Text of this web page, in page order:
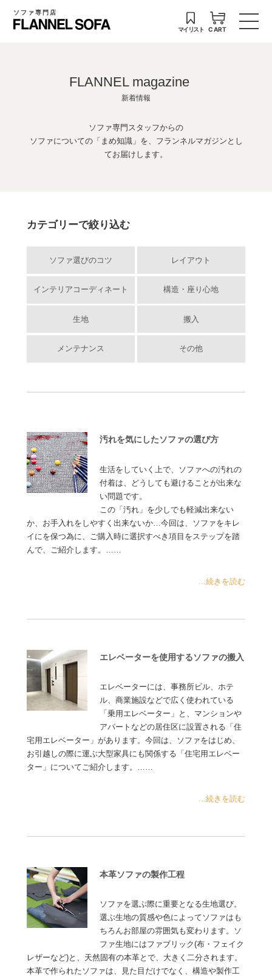
ソファ専門店
マイリスト CART
FLANNEL magazine
新着情報
ソファ専門スタッフからの
ソファについての「まめ知識」を、フランネルマガジンとし
てお届けします。
カテゴリーで絞り込む
ソファ選びのコツ レイアウト
インテリアコーディネート 構造・座り心地
生地 搬入
メンテナンス その他
汚れを気にしたソファの選び方
生活をしていく上で、ソファへの汚れの
付着は、どうしても避けることが出来な
い問題です。
この「汚れ」を少しでも軽減出来ない
か、お手入れをしやすく出来ないか…今回は、ソファをキレ
イにを保つ為に、ご購入時に選択すべき項目をステップを踏
んで、ご紹介します。……
...続きを読む
エレベーターを使用するソファの搬入
エレベーターには、事務所ビル、ホテ
ル、商業施設などで広く使われている
「乗用エレベーター」と、マンションや
アパートなどの居住区に設置される「住
宅用エレベーター」があります。今回は、ソファをはじめ、
お引越しの際に運ぶ大型家具にも関係する「住宅用エレベー
ター」についてご紹介します。……
...続きを読む
本革ソファの製作工程
ソファを選ぶ際に重要となる生地選び。
選ぶ生地の質感や色によってソファはも
ちろんお部屋の雰囲気も変わります。ソ
ファ生地にはファブリック(布・フェイク
レザーなど)と、天然固有の本革とで、大きく二分されます。
本革で作られたソファは、見た目だけでなく、構造や製作工